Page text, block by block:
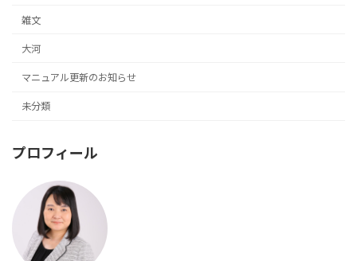
雑文
大河
マニュアル更新のお知らせ
未分類
プロフィール